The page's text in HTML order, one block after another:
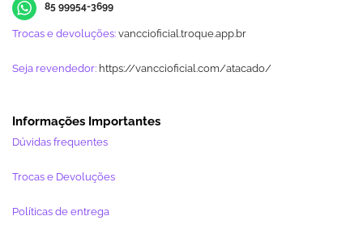
85 99954-3699
Trocas e devoluções: vanccioficial.troque.app.br
Seja revendedor: https://vanccioficial.com/atacado/
Informações Importantes
Dúvidas frequentes
Trocas e Devoluções
Políticas de entrega